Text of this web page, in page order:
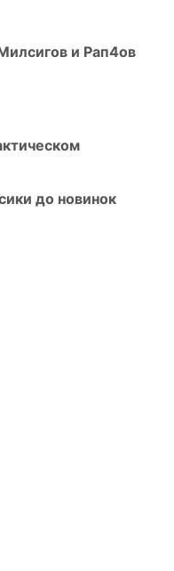
и Рап4ов
до новинок